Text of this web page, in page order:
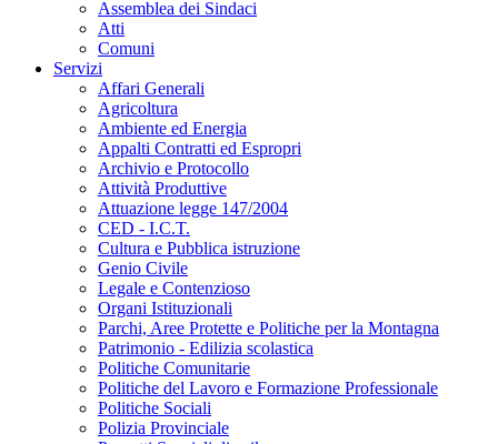
Assemblea dei Sindaci
Atti
Comuni
Servizi
Affari Generali
Agricoltura
Ambiente ed Energia
Appalti Contratti ed Espropri
Archivio e Protocollo
Attività Produttive
Attuazione legge 147/2004
CED - I.C.T.
Cultura e Pubblica istruzione
Genio Civile
Legale e Contenzioso
Organi Istituzionali
Parchi, Aree Protette e Politiche per la Montagna
Patrimonio - Edilizia scolastica
Politiche Comunitarie
Politiche del Lavoro e Formazione Professionale
Politiche Sociali
Polizia Provinciale